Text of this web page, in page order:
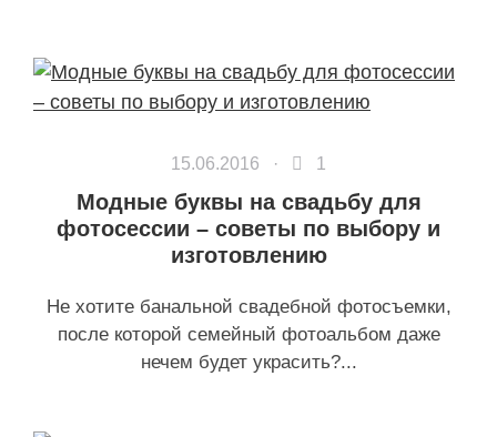
15.06.2016 · 1
Модные буквы на свадьбу для
фотосессии – советы по выбору и
изготовлению
Не хотите банальной свадебной фотосъемки,
после которой семейный фотоальбом даже
нечем будет украсить?...